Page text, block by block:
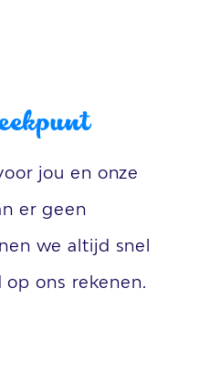
jou en onze
er geen
we altijd snel
op ons rekenen.